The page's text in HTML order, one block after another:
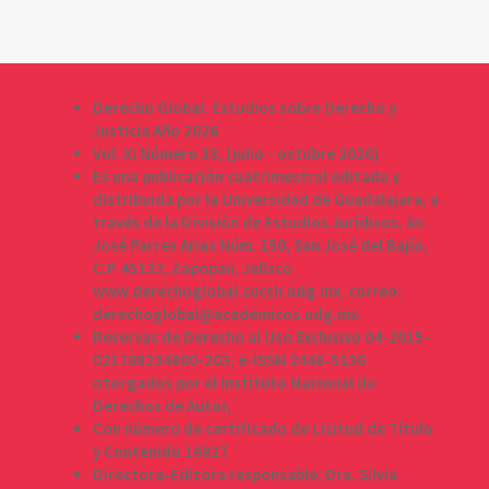
Derecho Global. Estudios sobre Derecho y
Justicia Año 2026
Vol. XI Número 33, (julio - octubre 2026)
Es una publicación cuatrimestral editada y
distribuida por la Universidad de Guadalajara, a
través de la División de Estudios Jurídicos. Av.
José Parres Arias Núm. 150, San José del Bajío,
C.P 45132, Zapopan, Jalisco
www.derechoglobal.cucsh.udg.mx. correo:
derechoglobal@academicos.udg.mx.
Reservas de Derecho al Uso Exclusivo 04-2015-
021708234800-203, e-ISSN 2448-5136
otorgados por el Instituto Nacional de
Derechos de Autor,
Con número de certificado de Licitud de Título
y Contenido 16827
Directora-Editora responsable: Dra. Silvia